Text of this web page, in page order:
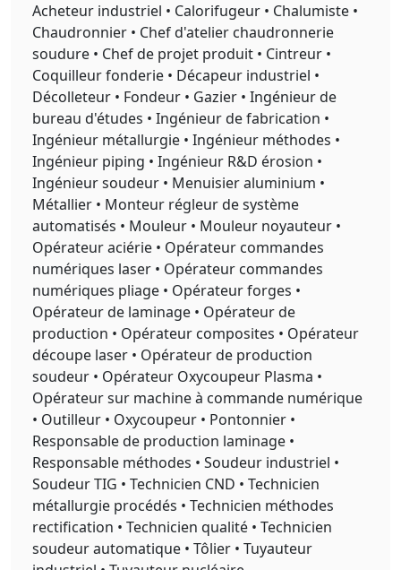
Acheteur industriel • Calorifugeur • Chalumiste •
Chaudronnier • Chef d'atelier chaudronnerie
soudure • Chef de projet produit • Cintreur •
Coquilleur fonderie • Décapeur industriel •
Décolleteur • Fondeur • Gazier • Ingénieur de
bureau d'études • Ingénieur de fabrication •
Ingénieur métallurgie • Ingénieur méthodes •
Ingénieur piping • Ingénieur R&D érosion •
Ingénieur soudeur • Menuisier aluminium •
Métallier • Monteur régleur de système
automatisés • Mouleur • Mouleur noyauteur •
Opérateur aciérie • Opérateur commandes
numériques laser • Opérateur commandes
numériques pliage • Opérateur forges •
Opérateur de laminage • Opérateur de
production • Opérateur composites • Opérateur
découpe laser • Opérateur de production
soudeur • Opérateur Oxycoupeur Plasma •
Opérateur sur machine à commande numérique
• Outilleur • Oxycoupeur • Pontonnier •
Responsable de production laminage •
Responsable méthodes • Soudeur industriel •
Soudeur TIG • Technicien CND • Technicien
métallurgie procédés • Technicien méthodes
rectification • Technicien qualité • Technicien
soudeur automatique • Tôlier • Tuyauteur